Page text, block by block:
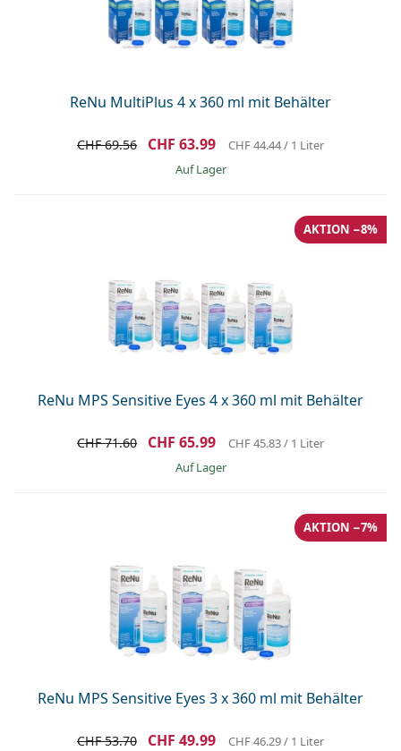
ReNu MultiPlus 4 x 360 ml mit Behälter
CHF 69.56 CHF 63.99 CHF 44.44/ 1 Liter
auf Lager
ReNu MPS Sensitive Eyes 4 x 360 ml mit Behälter
AKTION −8%
CHF 71.60 CHF 65.99 CHF 45.83/ 1 Liter
auf Lager
ReNu MPS Sensitive Eyes 3 x 360 ml mit Behälter
AKTION −7%
CHF 53.70 CHF 49.99 CHF 46.29/ 1 Liter